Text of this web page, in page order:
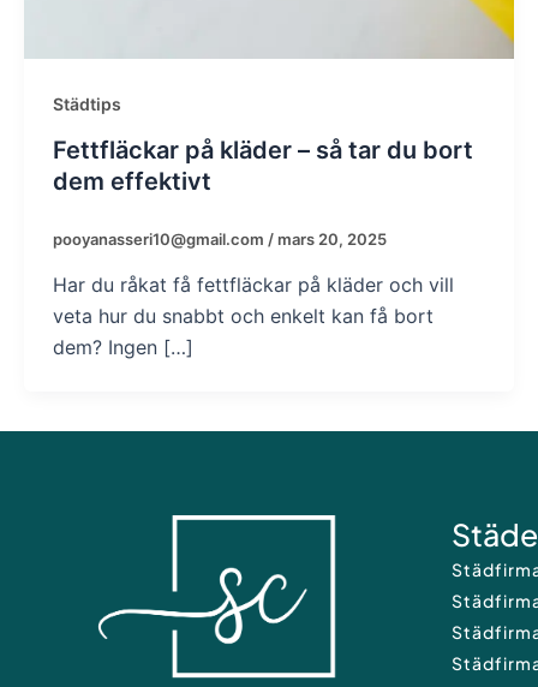
Städtips
Fettfläckar på kläder – så tar du bort
dem effektivt
pooyanasseri10@gmail.com /mars 20, 2025
Har du råkat få fettfläckar på kläder och vill
veta hur du snabbt och enkelt kan få bort
dem? Ingen […]